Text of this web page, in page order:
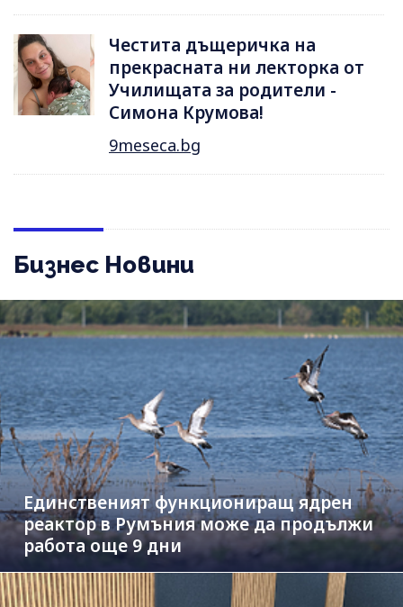
Честита дъщеричка на
прекрасната ни лекторка от
Училищата за родители -
Симона Крумова!
9meseca.bg
Бизнес Новини
Единственият функциониращ ядрен
реактор в Румъния може да продължи
работа още 9 дни